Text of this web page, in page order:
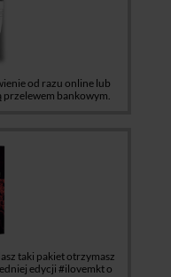
od razu online lub
bankowym.
taki pakiet otrzymasz
edycji #ilovemkt o